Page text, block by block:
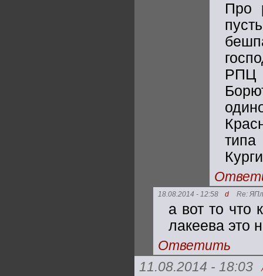
Про
РПЦ
18.08.2014 - 12:58 d Re:
а вот то что
лакеева это
Ответить
11.08.2014 - 18:03